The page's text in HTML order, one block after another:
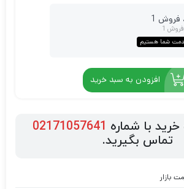
فروش 1
1
شما هستیم
افزودن به سبد خرید
خرید با شماره 02171057641
تماس بگیرید.
بازار